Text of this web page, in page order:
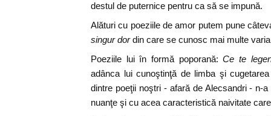
destul de puternice pentru ca să se impună.
Alături cu poeziile de amor putem pune
singur dordin care se cunosc mai multe
Poeziile lui în formă poporană:Ce te
adânca lui cunoştinţă de limba şi
dintre poeţii noştri - afară de Alecsandri - n-
nuanţe şi cu acea caracteristică naivitate